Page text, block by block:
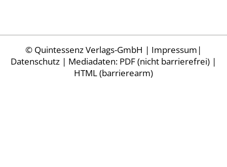
© Quintessenz Verlags-GmbH | Impressum |
Datenschutz | Mediadaten: PDF (nicht barrierefrei) |
HTML (barrierearm)